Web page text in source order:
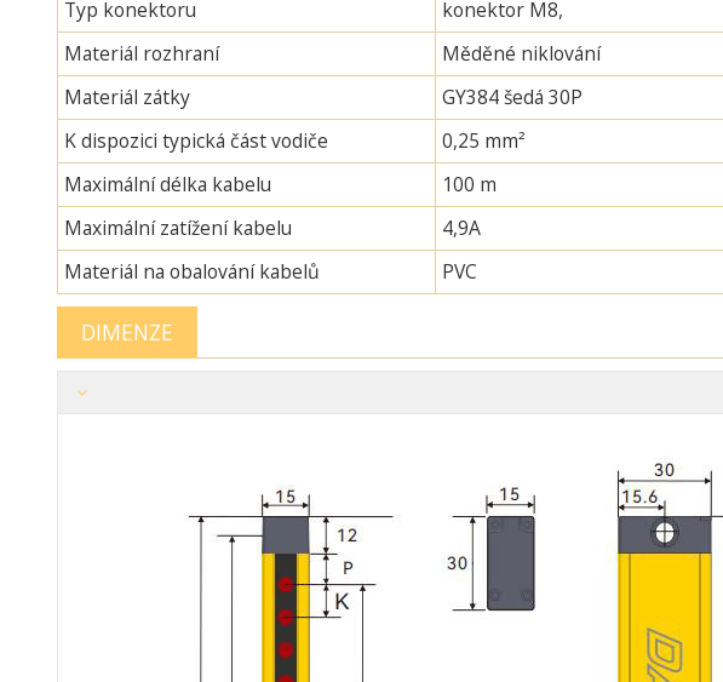
Typ konektoru
konektor M8,
Materiál rozhraní
Měděné niklování
Materiál zátky
GY384 šedá 30P
K dispozici typická část vodiče
0,25 mm²
Maximální délka kabelu
100 m
Maximální zatížení kabelu
4,9A
Materiál na obalování kabelů
PVC
DIMENZE